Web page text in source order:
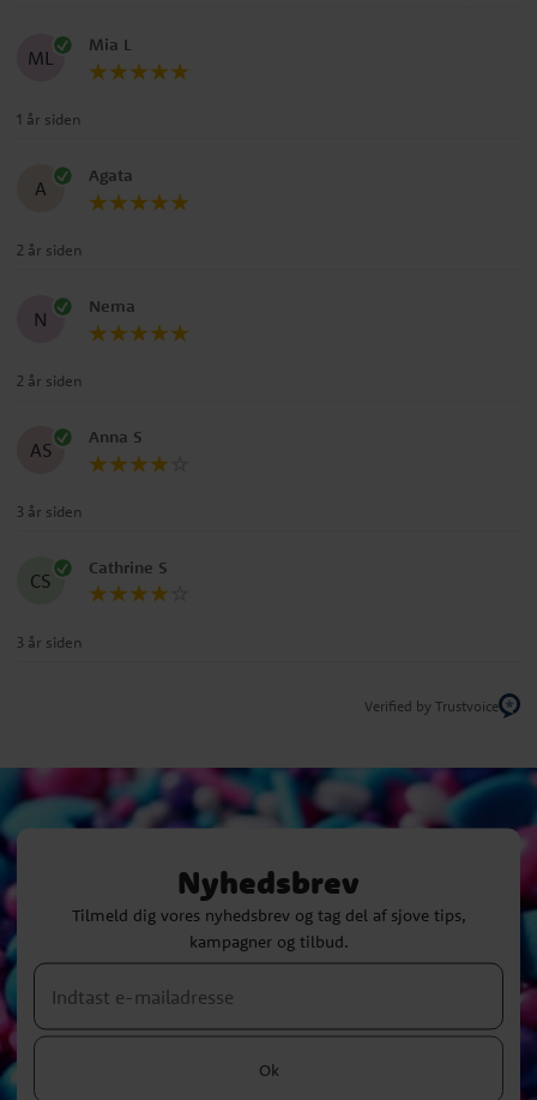
ML
Mia L
1 år siden
A
Agata
2 år siden
N
Nema
2 år siden
AS
Anna S
3 år siden
CS
Cathrine S
3 år siden
Verified by Trustvoice
Nyhedsbrev
Tilmeld dig vores nyhedsbrev og tag del af sjove tips,
kampagner og tilbud.
Ok